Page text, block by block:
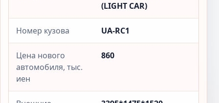
(LIGHT CAR)
Номер кузова UA-RC1
Цена нового
автомобиля, тыс.
иен
860